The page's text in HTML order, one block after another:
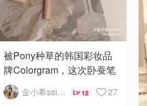
被Pony种草的韩国彩妆品
牌Colorgram，这次卧蚕笔
和唇釉都没让我失望
金小希ssicaa 12 27